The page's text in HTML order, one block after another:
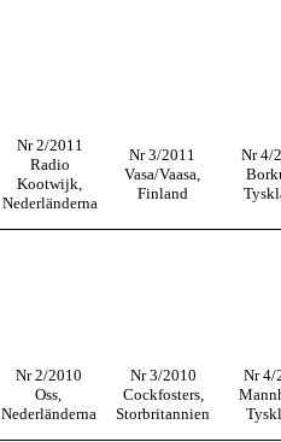
Nr 2/2011
Radio
Kootwijk,
Nederländerna
Nr 3/2011
Vasa/Vaasa,
Finland
Nr 4/
Nr 2/2010
Oss,
Nederländerna
Nr 3/2010
Cockfosters,
Storbritannien
Nr 4/